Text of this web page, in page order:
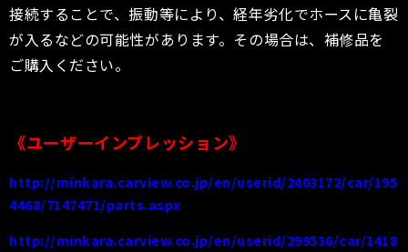
接続することで、振動等により、経年劣化でホースに亀裂
が入るなどの可能性があります。その場合は、補修品を
ご購入ください。
《ユーザーインプレッション》
http://minkara.carview.co.jp/en/userid/2403172/car/195
4468/7147471/parts.aspx
http://minkara.carview.co.jp/en/userid/299536/car/1418